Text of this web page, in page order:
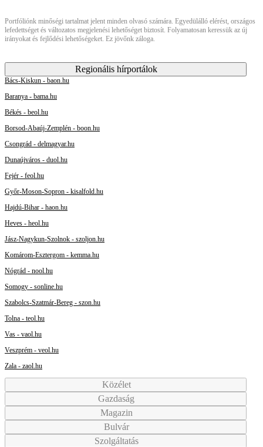
Portfóliónk minőségi tartalmat jelent minden olvasó számára. Egyedülálló elérést, országos
lefedettséget és változatos megjelenési lehetőséget biztosít. Folyamatosan keressük az új
irányokat és fejlődési lehetőségeket. Ez jövőnk záloga.
Regionális hírportálok
Bács-Kiskun - baon.hu
Baranya - bama.hu
Békés - beol.hu
Borsod-Abaúj-Zemplén - boon.hu
Csongrád - delmagyar.hu
Dunaújváros - duol.hu
Fejér - feol.hu
Győr-Moson-Sopron - kisalfold.hu
Hajdú-Bihar - haon.hu
Heves - heol.hu
Jász-Nagykun-Szolnok - szoljon.hu
Komárom-Esztergom - kemma.hu
Nógrád - nool.hu
Somogy - sonline.hu
Szabolcs-Szatmár-Bereg - szon.hu
Tolna - teol.hu
Vas - vaol.hu
Veszprém - veol.hu
Zala - zaol.hu
Közélet
Gazdaság
Magazin
Bulvár
Szolgáltatás